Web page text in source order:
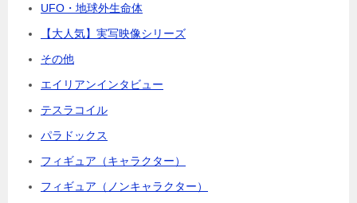
UFO・地球外生命体
【大人気】実写映像シリーズ
その他
エイリアンインタビュー
テスラコイル
パラドックス
フィギュア（キャラクター）
フィギュア（ノンキャラクター）